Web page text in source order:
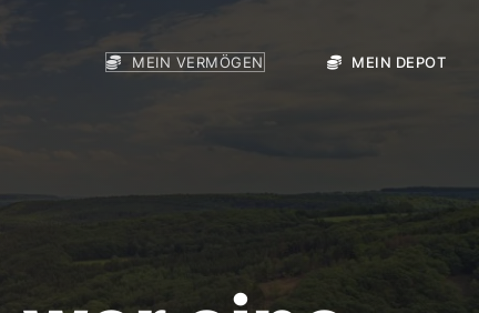
MEIN VERMÖGEN MEIN DEPOT